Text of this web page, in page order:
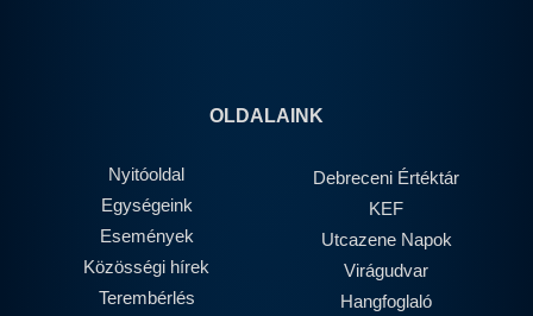
OLDALAINK
Nyitóoldal
Egységeink
Események
Közösségi hírek
Terembérlés
Debreceni Értéktár
KEF
Utcazene Napok
Virágudvar
Hangfoglaló